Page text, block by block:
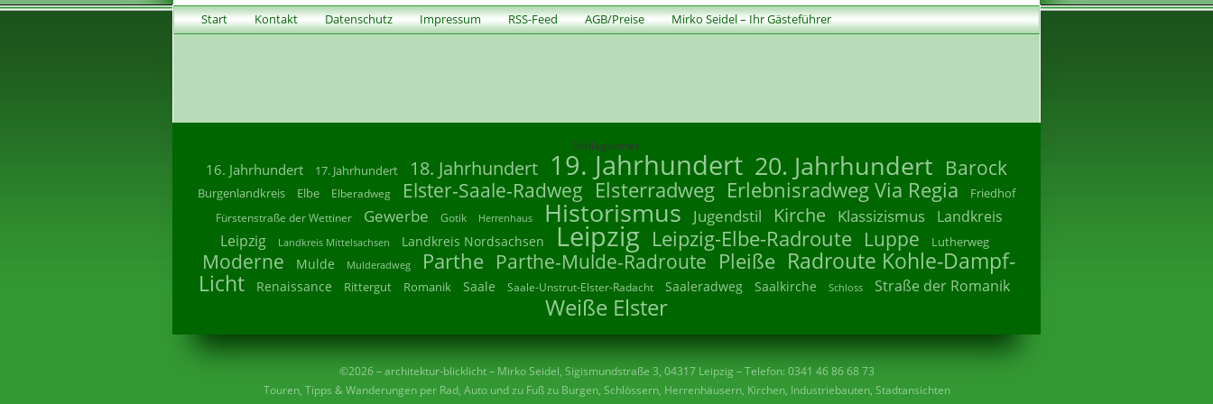
Start Kontakt Datenschutz Impressum RSS-Feed AGB/Preise Mirko Seidel – Ihr Gästeführer
Schlagwörter
16. Jahrhundert 17. Jahrhundert 18. Jahrhundert 19. Jahrhundert 20. Jahrhundert Barock
Burgenlandkreis Elbe Elberadweg Elster-Saale-Radweg Elsterradweg Erlebnisradweg Via Regia Friedhof
Fürstenstraße der Wettiner Gewerbe Gotik Herrenhaus Historismus Jugendstil Kirche Klassizismus
Landkreis
Leipzig
Landkreis Mittelsachsen Landkreis Nordsachsen Leipzig Leipzig-Elbe-Radroute Luppe Lutherweg
Moderne Mulde Mulderadweg Parthe Parthe-Mulde-Radroute Pleiße Radroute Kohle-Dampf-
Licht
Renaissance Rittergut Romanik Saale Saale-Unstrut-Elster-Radacht Saaleradweg Saalkirche Schloss Straße der Romanik
Weiße Elster
©2026 – architektur-blicklicht – Mirko Seidel, Sigismundstraße 3, 04317 Leipzig – Telefon: 0341 46 86 68 73
Touren, Tipps & Wanderungen per Rad, Auto und zu Fuß zu Burgen, Schlössern, Herrenhäusern, Kirchen, Industriebauten, Stadtansichten